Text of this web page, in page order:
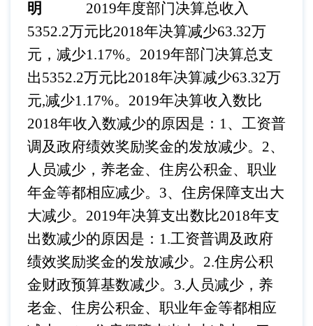
明
2019年度部门决算总收入
5352.2万元比2018年决算减少63.32万
元，减少1.17%。2019年部门决算总支
出5352.2万元比2018年决算减少63.32万
元,减少1.17%。2019年决算收入数比
2018年收入数减少的原因是：1、工资普
调及政府绩效奖励奖金的发放减少。2、
人员减少，养老金、住房公积金、职业
年金等都相应减少。3、住房保障支出大
大减少。2019年决算支出数比2018年支
出数减少的原因是：1.工资普调及政府
绩效奖励奖金的发放减少。2.住房公积
金财政预算基数减少。3.人员减少，养
老金、住房公积金、职业年金等都相应